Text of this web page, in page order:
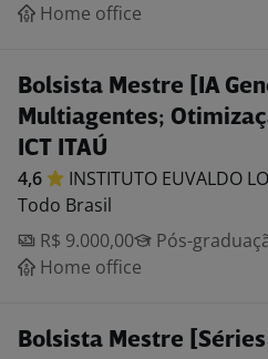
Home office
Bolsista Mestre [IA
Multiagentes;
ICT ITAÚ
4,6 INSTITUTO EUVALDO
Todo Brasil
R$ 9.000,00
Pós-
Home office
Bolsista Mestre